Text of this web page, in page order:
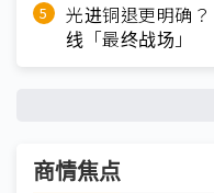
光进铜退更明确
线「最终战场」
商情焦点